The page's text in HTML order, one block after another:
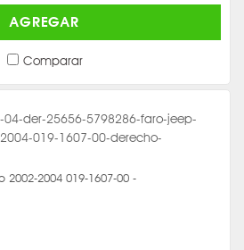
AGREGAR
Comparar
2002-2004 019-1607-00 -